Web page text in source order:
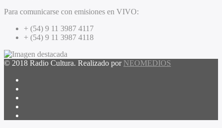
Para comunicarse con emisiones en VIVO:
+ (54) 9 11 3987 4117
+ (54) 9 11 3987 4118
© 2018 Radio Cultura. Realizado por NEOMEDIOS